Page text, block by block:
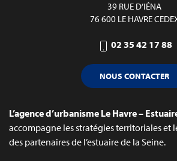
39 RUE D’IÉNA
76 600 LE HAVRE
02 35 42 17 88
NOUS CONTACTER
L’agence d’urbanisme Le Havre –
accompagne les stratégies territoriales et
des partenaires de l’estuaire de la Seine.